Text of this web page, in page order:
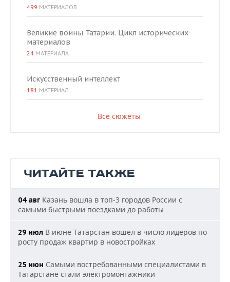
499 МАТЕРИАЛОВ
Великие воины Татарии. Цикл исторических
материалов
24 МАТЕРИАЛА
Искусственный интеллект
181 МАТЕРИАЛ
Все сюжеты
ЧИТАЙТЕ ТАКЖЕ
04 авг Казань вошла в топ-3 городов России с
самыми быстрыми поездками до работы
29 июл В июне Татарстан вошел в число лидеров по
росту продаж квартир в новостройках
25 июн Самыми востребованными специалистами в
Татарстане стали электромонтажники